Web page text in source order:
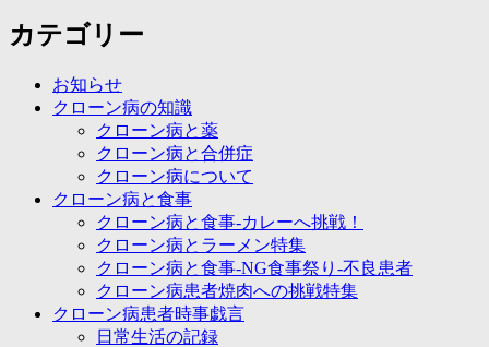
カテゴリー
お知らせ
クローン病の知識
クローン病と薬
クローン病と合併症
クローン病について
クローン病と食事
クローン病と食事-カレーへ挑戦！
クローン病とラーメン特集
クローン病と食事-NG食事祭り-不良患者
クローン病患者焼肉への挑戦特集
クローン病患者時事戯言
日常生活の記録